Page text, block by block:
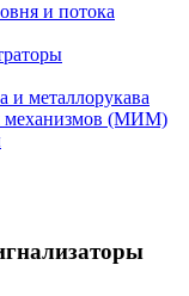
и потока
и металлорукава
механизмов (МИМ)